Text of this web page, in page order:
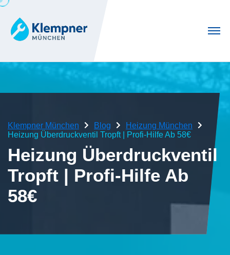
Klempner München Blog
Heizung München
Heizung Überdruckventil Tropft | Profi-Hilfe Ab 58€
Heizung Überdruckventil
Tropft | Profi-Hilfe Ab
58€